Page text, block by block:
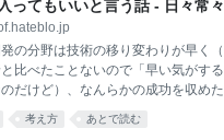
とにかくバージョンを上げよう
は別の話として。 バージョンを上げ
話になりません。ということでとに
う。 Log4j 2のようなログライブラリ
トで使用されています。 意識する／
でしょう。 使用しているかの調べ方
ってもいいと言う話 - 日々常々
の分野は技術の移り変わりが早く
比べたことないので「早い気がする
だけど）、なんらかの成功を収め
しているものがバズワードとなって一
します。この時、その技術だけを追っ
考え方 あとで読む